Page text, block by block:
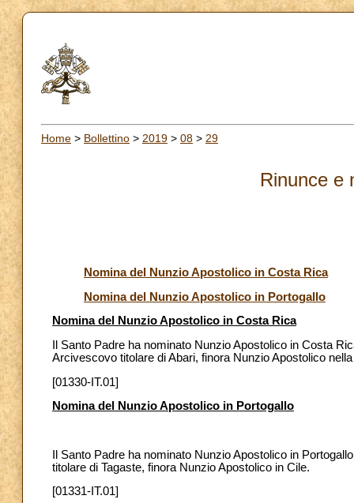
Home > Bollettino > 2019 > 08 > 29
Rinunce e
Nomina del Nunzio Apostolico in Costa Rica
Nomina del Nunzio Apostolico in Portogallo
Nomina del Nunzio Apostolico in Costa Rica
Il Santo Padre ha nominato Nunzio Apostolico in Costa
Arcivescovo titolare di Abari, finora Nunzio Apostolico
[01330-IT.01]
Nomina del Nunzio Apostolico in Portogallo
Il Santo Padre ha nominato Nunzio Apostolico in
titolare di Tagaste, finora Nunzio Apostolico in Cile.
[01331-IT.01]